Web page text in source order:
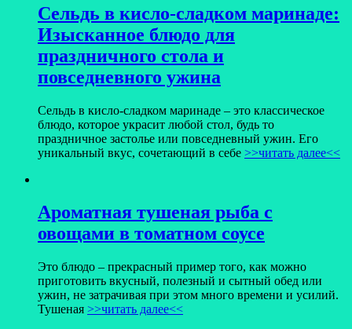
Сельдь в кисло-сладком маринаде:
Изысканное блюдо для
праздничного стола и
повседневного ужина
Сельдь в кисло-сладком маринаде – это классическое
блюдо, которое украсит любой стол, будь то
праздничное застолье или повседневный ужин. Его
уникальный вкус, сочетающий в себе >>читать далее<<
Ароматная тушеная рыба с
овощами в томатном соусе
Это блюдо – прекрасный пример того, как можно
приготовить вкусный, полезный и сытный обед или
ужин, не затрачивая при этом много времени и усилий.
Тушеная >>читать далее<<